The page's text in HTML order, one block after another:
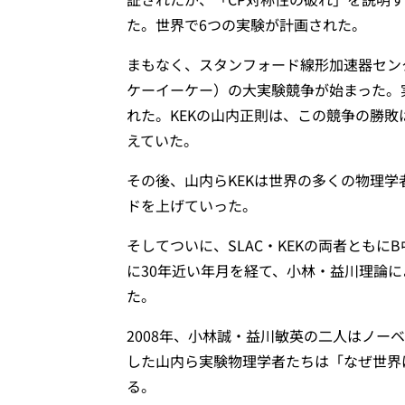
た。世界で6つの実験が計画された。
まもなく、スタンフォード線形加速器セ
ケーイーケー）の大実験競争が始まった
れた。KEKの山内正則は、この競争の勝
えていた。
その後、山内らKEKは世界の多くの物理
ドを上げていった。
そしてついに、SLAC・KEKの両者ともに
に30年近い年月を経て、小林・益川理論
た。
2008年、小林誠・益川敏英の二人はノー
した山内ら実験物理学者たちは「なぜ世
る。